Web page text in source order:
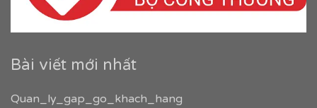
Bài viết mới nhất
Quan_ly_gap_go_khach_hang